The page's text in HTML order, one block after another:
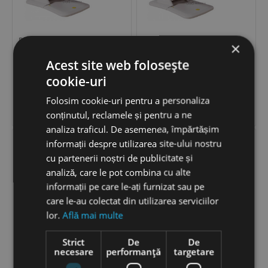
Pat cosmetic MABEL E3
9,480
ADAUGĂ ÎN COȘ
Pat cosmetic MABEL E4 Pat cosmetic MABEL PLUS E4
×
Acest site web folosește
cookie-uri
Folosim cookie-uri pentru a personaliza
conținutul, reclamele și pentru a ne
analiza traficul. De asemenea, împărtășim
informații despre utilizarea site-ului nostru
cu partenerii noștri de publicitate și
analiză, care le pot combina cu alte
informații pe care le-ați furnizat sau pe
care le-au colectat din utilizarea serviciilor
lor.Află mai multe
Strict
necesare
De
performanță
De
targetare